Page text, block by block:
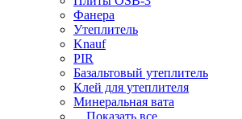
Фанера
Утеплитель
Knauf
PIR
Базальтовый утеплитель
Клей для утеплителя
Минеральная вата
... Показать все